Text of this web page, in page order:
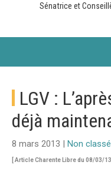
Sénatrice et
LGV :
déjà
8 mars 2013 | Non classé
[ Article Charente Libre du 08/03/13 ]